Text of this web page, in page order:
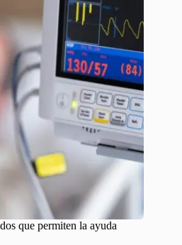
que permiten la ayuda